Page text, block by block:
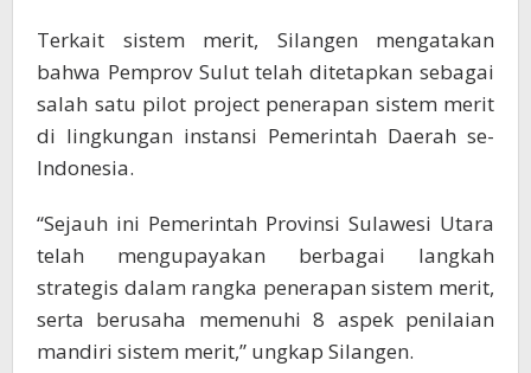
Terkait sistem merit, Silangen mengatakan
bahwa Pemprov Sulut telah ditetapkan sebagai
salah satu pilot project penerapan sistem merit
di lingkungan instansi Pemerintah Daerah se-
Indonesia.
“Sejauh ini Pemerintah Provinsi Sulawesi Utara
telah mengupayakan berbagai langkah
strategis dalam rangka penerapan sistem merit,
serta berusaha memenuhi 8 aspek penilaian
mandiri sistem merit,” ungkap Silangen.